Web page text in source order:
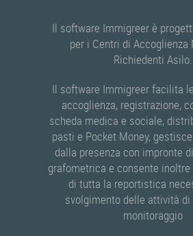
Il software Immigreer è
per i Centri di Accoglienza
Richiedenti Asilo.
Il software Immigreer facilita
accoglienza, registrazione,
scheda medica e sociale,
pasti e Pocket Money,
dalla presenza con impronte
grafometrica e consente inoltre
di tutta la reportistica
svolgimento delle attività
monitoraggio